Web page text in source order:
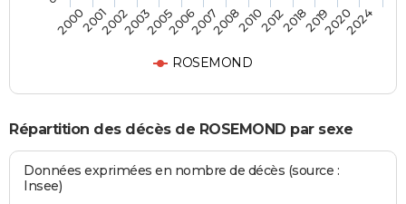
ROSEMOND
20002001200220032005200620072008201020122018201920202024
Répartition des décès de ROSEMOND par sexe
Données exprimées en nombre de décès (source :
Insee)